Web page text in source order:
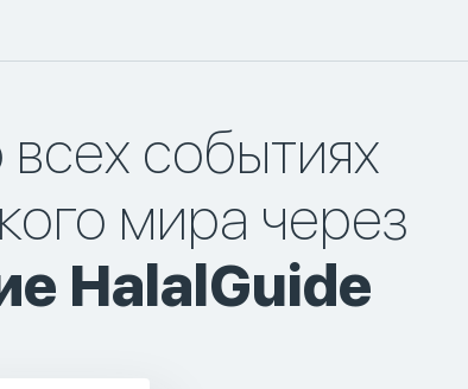
событиях
мира через
HalalGuide